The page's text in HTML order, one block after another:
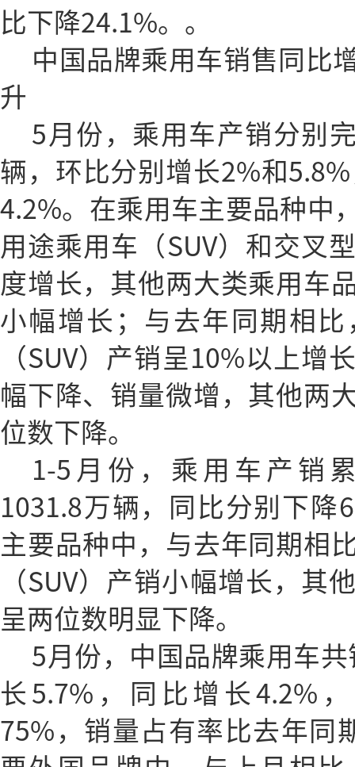
比下降24.1%。。
中国品牌乘用车销售同比
升
5月份，乘用车产销分别
辆，环比分别增长2%和
4.2%。在乘用车主要品种中
用途乘用车（SUV）和交叉
度增长，其他两大类乘用车
小幅增长；与去年同期相
（SUV）产销呈10%以上增
幅下降、销量微增，其他两
位数下降。
1-5月份，乘用车产销
1031.8万辆，同比分别下降
主要品种中，与去年同期相
（SUV）产销小幅增长，其
呈两位数明显下降。
5月份，中国品牌乘用车
长5.7%，同比增长4.2%
75%，销量占有率比去年同